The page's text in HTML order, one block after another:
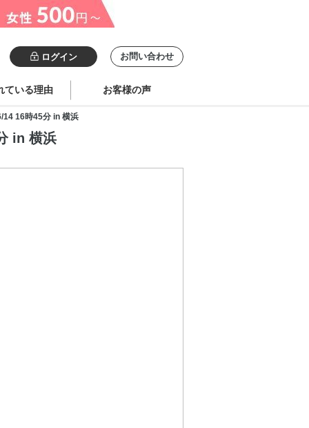
ログイン お問い合わせ
ている理由 お客様の声
14 16時45分 in 横浜
in 横浜